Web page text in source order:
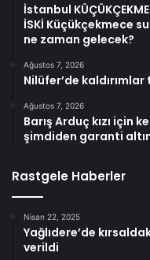
İstanbul
İSKİ Küçükçekmece
ne zaman gelecek?
Ağustos 7, 2026
Nilüfer’de
Ağustos 7, 2026
Barış Arduç kızı için
şimdiden garanti
Rastgele Haberler
Nisan 22, 2025
Yağlıdere’de
verildi